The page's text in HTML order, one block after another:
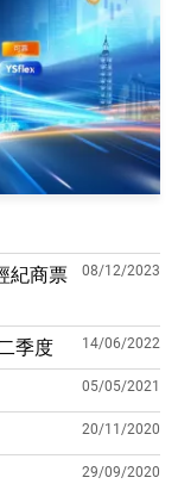
紀商票
08/12/2023
季度 14/06/2022
05/05/2021
20/11/2020
29/09/2020